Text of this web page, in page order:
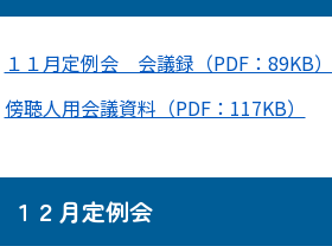
１１月定例会 会議録（PDF：89KB）
傍聴人用会議資料（PDF：117KB）
１２月定例会